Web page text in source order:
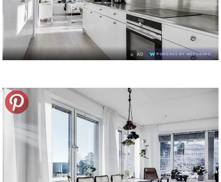
× AD POWERED BY WEFORADS